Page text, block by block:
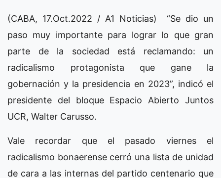
(CABA, 17.Oct.2022 / A1 Noticias) “Se dio un
paso muy importante para lograr lo que gran
parte de la sociedad está reclamando: un
radicalismo protagonista que gane la
gobernación y la presidencia en 2023”, indicó el
presidente del bloque Espacio Abierto Juntos
UCR, Walter Carusso.
Vale recordar que el pasado viernes el
radicalismo bonaerense cerró una lista de unidad
de cara a las internas del partido centenario que